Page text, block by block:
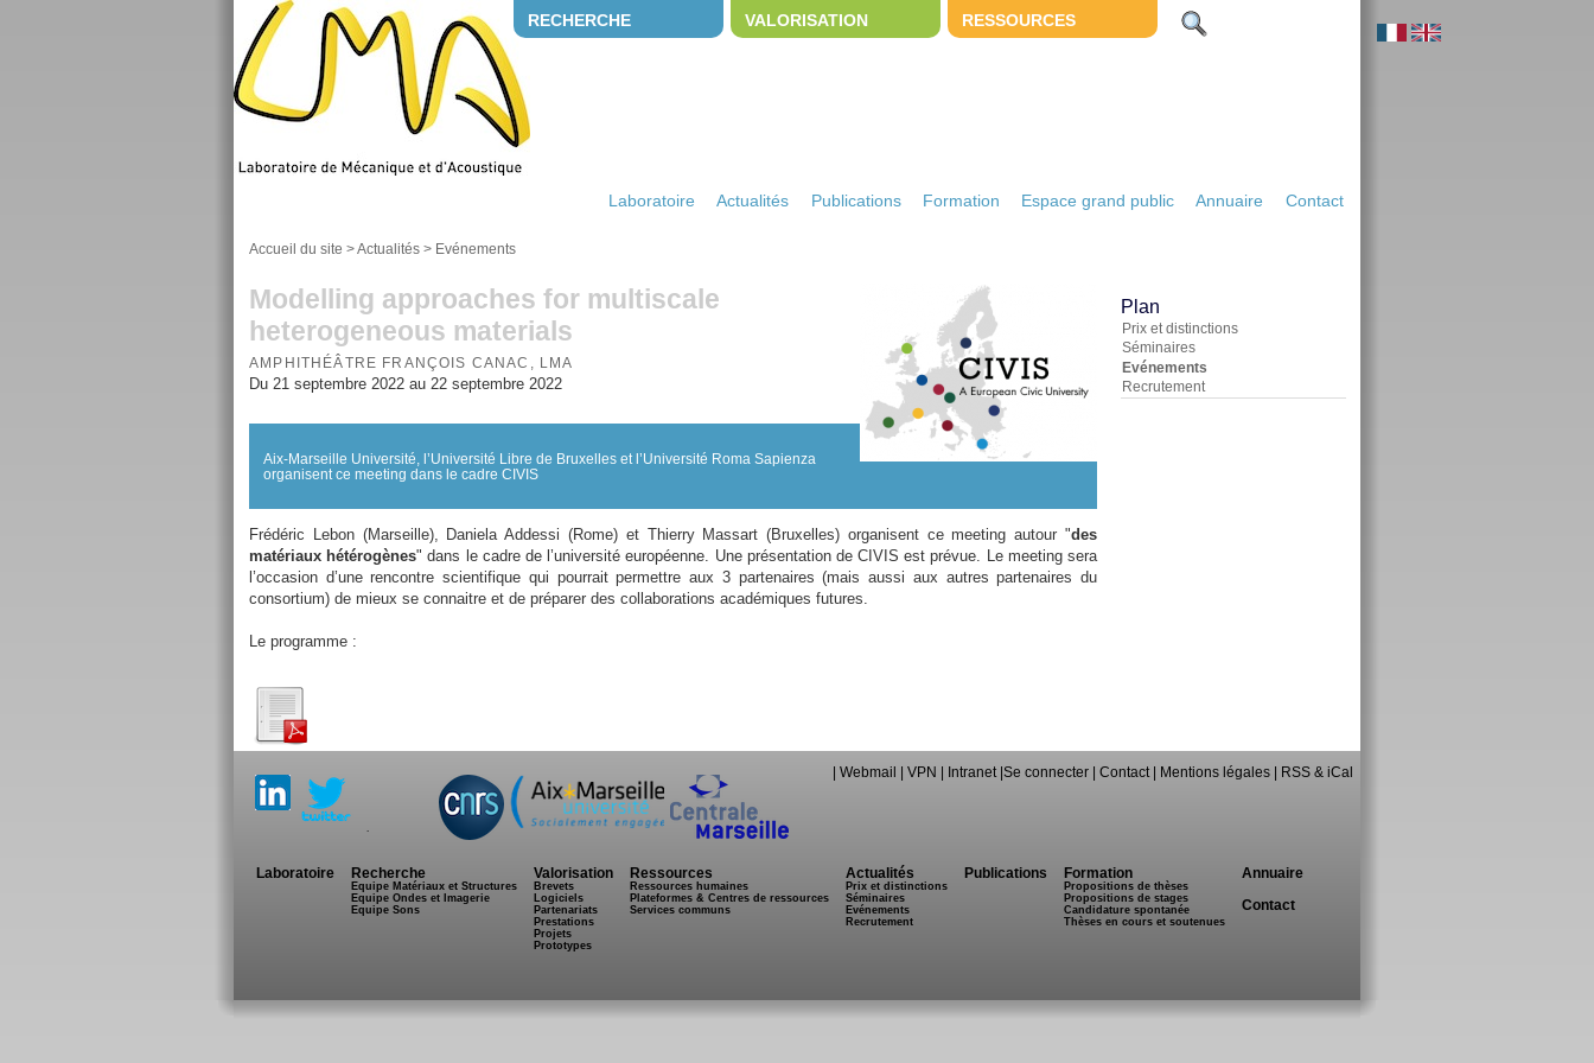
RECHERCHE VALORISATION RESSOURCES
Laboratoire Actualités Publications Formation Espace grand public Annuaire Contact
Accueil du site >Actualités > Evénements
Modelling approaches for multiscale
heterogeneous materials
AMPHITHÉÂTRE FRANÇOIS CANAC, LMA
Du 21 septembre 2022 au 22 septembre 2022
Aix-Marseille Université, l’Université Libre de Bruxelles et l’Université Roma Sapienza
organisent ce meeting dans le cadre CIVIS
Frédéric Lebon (Marseille), Daniela Addessi (Rome) et Thierry Massart (Bruxelles) organisent ce meeting autour "des
matériaux hétérogènes" dans le cadre de l’université européenne. Une présentation de CIVIS est prévue. Le meeting sera
l’occasion d’une rencontre scientifique qui pourrait permettre aux 3 partenaires (mais aussi aux autres partenaires du
consortium) de mieux se connaitre et de préparer des collaborations académiques futures.
Le programme :
Plan
Prix et distinctions
Séminaires
Evénements
Recrutement
|Webmail |VPN | Intranet |Se connecter |Contact | Mentions légales | RSS & iCal
Laboratoire Recherche
Equipe Matériaux et Structures
Equipe Ondes et Imagerie
Equipe Sons
Valorisation
Brevets
Logiciels
Partenariats
Prestations
Projets
Prototypes
Ressources
Ressources humaines
Plateformes & Centres de ressources
Services communs
Actualités
Prix et distinctions
Séminaires
Evénements
Recrutement
Publications Formation
Propositions de thèses
Propositions de stages
Candidature spontanée
Thèses en cours et soutenues
Annuaire
Contact